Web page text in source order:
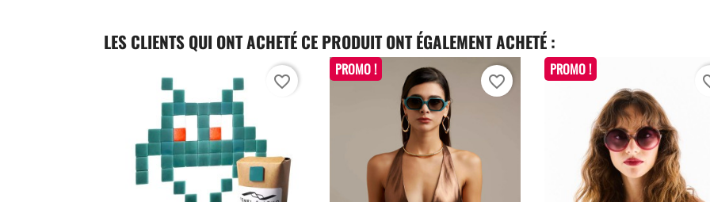
LES CLIENTS QUI ONT ACHETÉ CE PRODUIT ONT ÉGALEMENT ACHETÉ :
favorite_border
PROMO !
favorite_border
PROMO !